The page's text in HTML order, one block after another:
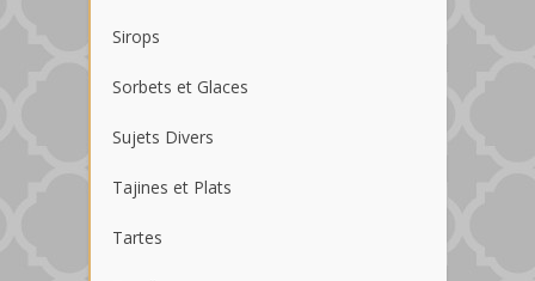
Sirops
Sorbets et Glaces
Sujets Divers
Tajines et Plats
Tartes